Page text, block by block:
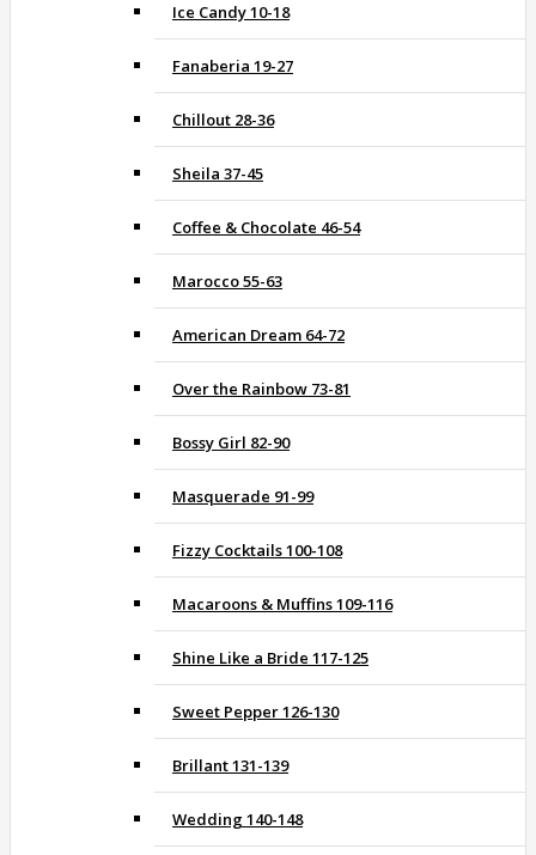
Ice Candy 10-18
Fanaberia 19-27
Chillout 28-36
Sheila 37-45
Coffee & Chocolate 46-54
Marocco 55-63
American Dream 64-72
Over the Rainbow 73-81
Bossy Girl 82-90
Masquerade 91-99
Fizzy Cocktails 100-108
Macaroons & Muffins 109-116
Shine Like a Bride 117-125
Sweet Pepper 126-130
Brillant 131-139
Wedding 140-148